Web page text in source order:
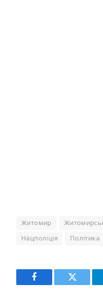
Житомир
Нацполіція Політика
Facebook Twitter